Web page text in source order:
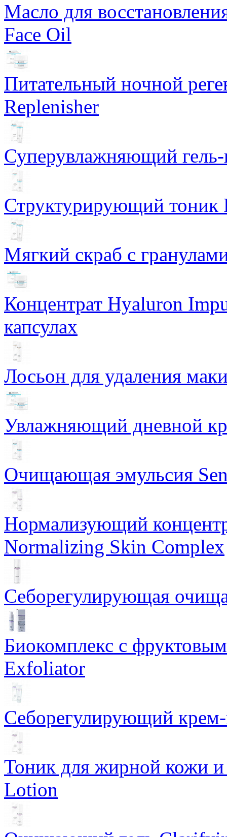
Масло для
Face Oil
Питательный ночной
Replenisher
Суперувлажняющий
Структурирующий тоник
Мягкий скраб с
Концентрат Hyaluron
капсулах
Лосьон для удаления
Увлажняющий дневной
Очищающая эмульсия
Нормализующий
Normalizing Skin Complex
Себорегулирующая
Биокомплекс с
Exfoliator
Себорегулирующий
Тоник для жирной кожи
Lotion